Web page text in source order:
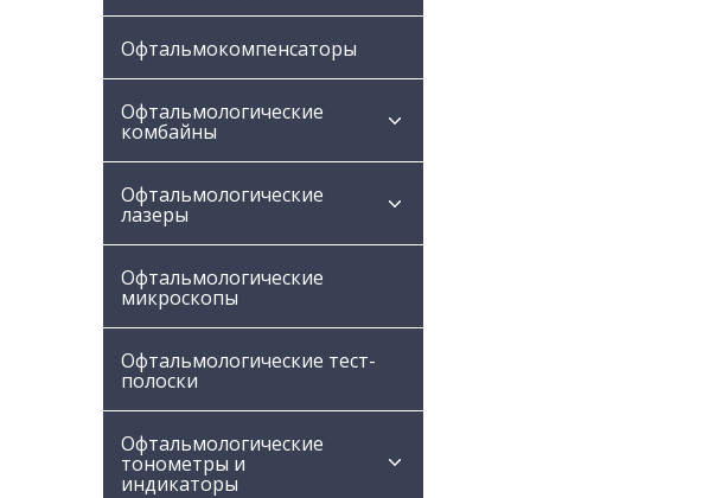
Офтальмокомпенсаторы
Офтальмологические
комбайны
Офтальмологические
лазеры
Офтальмологические
микроскопы
Офтальмологические тест-
полоски
Офтальмологические
тонометры и
индикаторы